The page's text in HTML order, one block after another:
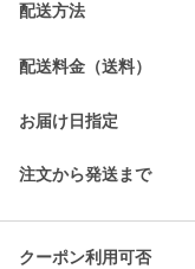
配送方法
配送料金（送料）
お届け日指定
注文から発送まで
クーポン利用可否